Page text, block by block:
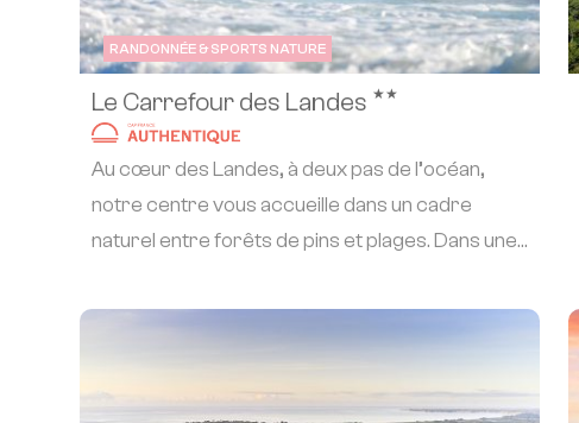
RANDONNÉE & SPORTS NATURE
Le Carrefour des Landes ★★
Au cœur des Landes, à deux pas de l’océan,
notre centre vous accueille dans un cadre
naturel entre forêts de pins et plages. Dans une